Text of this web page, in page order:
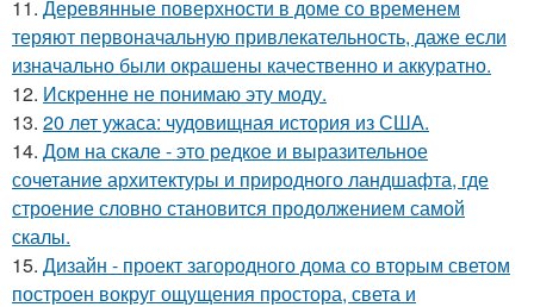
11. Деревянные поверхности в доме со временем
теряют первоначальную привлекательность, даже если
изначально были окрашены качественно и аккуратно.
12. Искренне не понимаю эту моду.
13. 20 лет ужаса: чудовищная история из США.
14. Дом на скале - это редкое и выразительное
сочетание архитектуры и природного ландшафта, где
строение словно становится продолжением самой
скалы.
15. Дизайн - проект загородного дома со вторым светом
построен вокруг ощущения простора, света и